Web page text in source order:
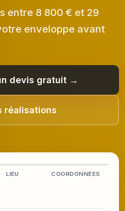
entre 8 800 € et 29
enveloppe avant
devis gratuit →
réalisations
LIEU COORDONNÉES